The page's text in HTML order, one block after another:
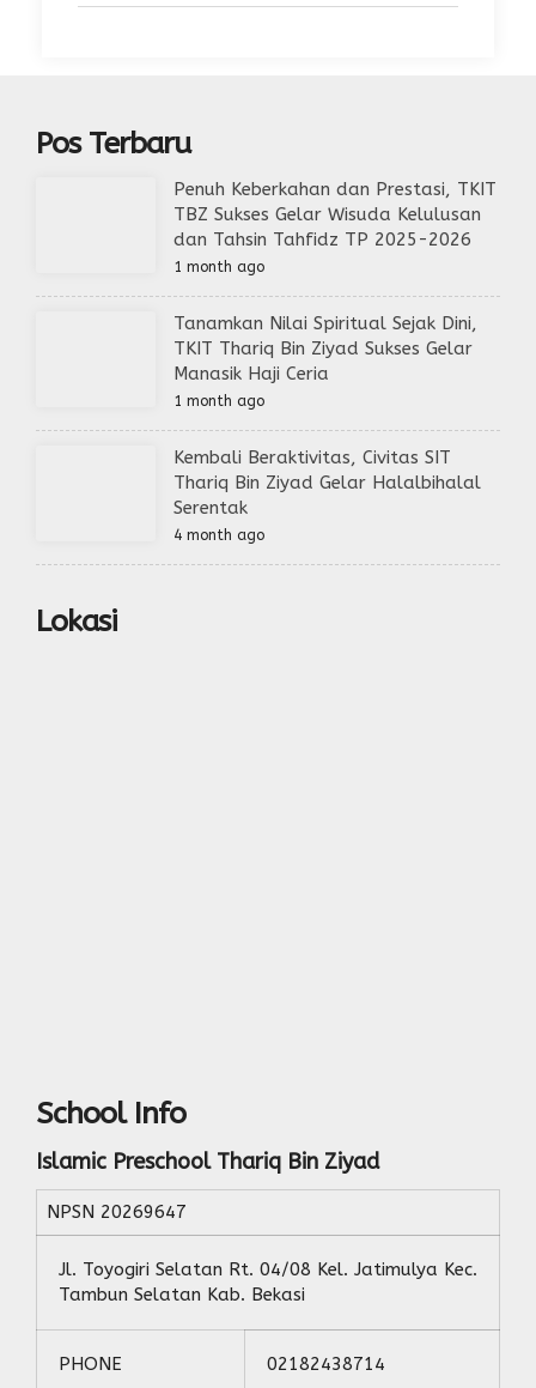
Pos Terbaru
Penuh Keberkahan dan Prestasi, TKIT
TBZ Sukses Gelar Wisuda Kelulusan
dan Tahsin Tahfidz TP 2025-2026
1 month ago
Tanamkan Nilai Spiritual Sejak Dini,
TKIT Thariq Bin Ziyad Sukses Gelar
Manasik Haji Ceria
1 month ago
Kembali Beraktivitas, Civitas SIT
Thariq Bin Ziyad Gelar Halalbihalal
Serentak
4 month ago
Lokasi
School Info
Islamic Preschool Thariq Bin Ziyad
NPSN 20269647
Jl. Toyogiri Selatan Rt. 04/08 Kel. Jatimulya Kec.
Tambun Selatan Kab. Bekasi
PHONE 02182438714